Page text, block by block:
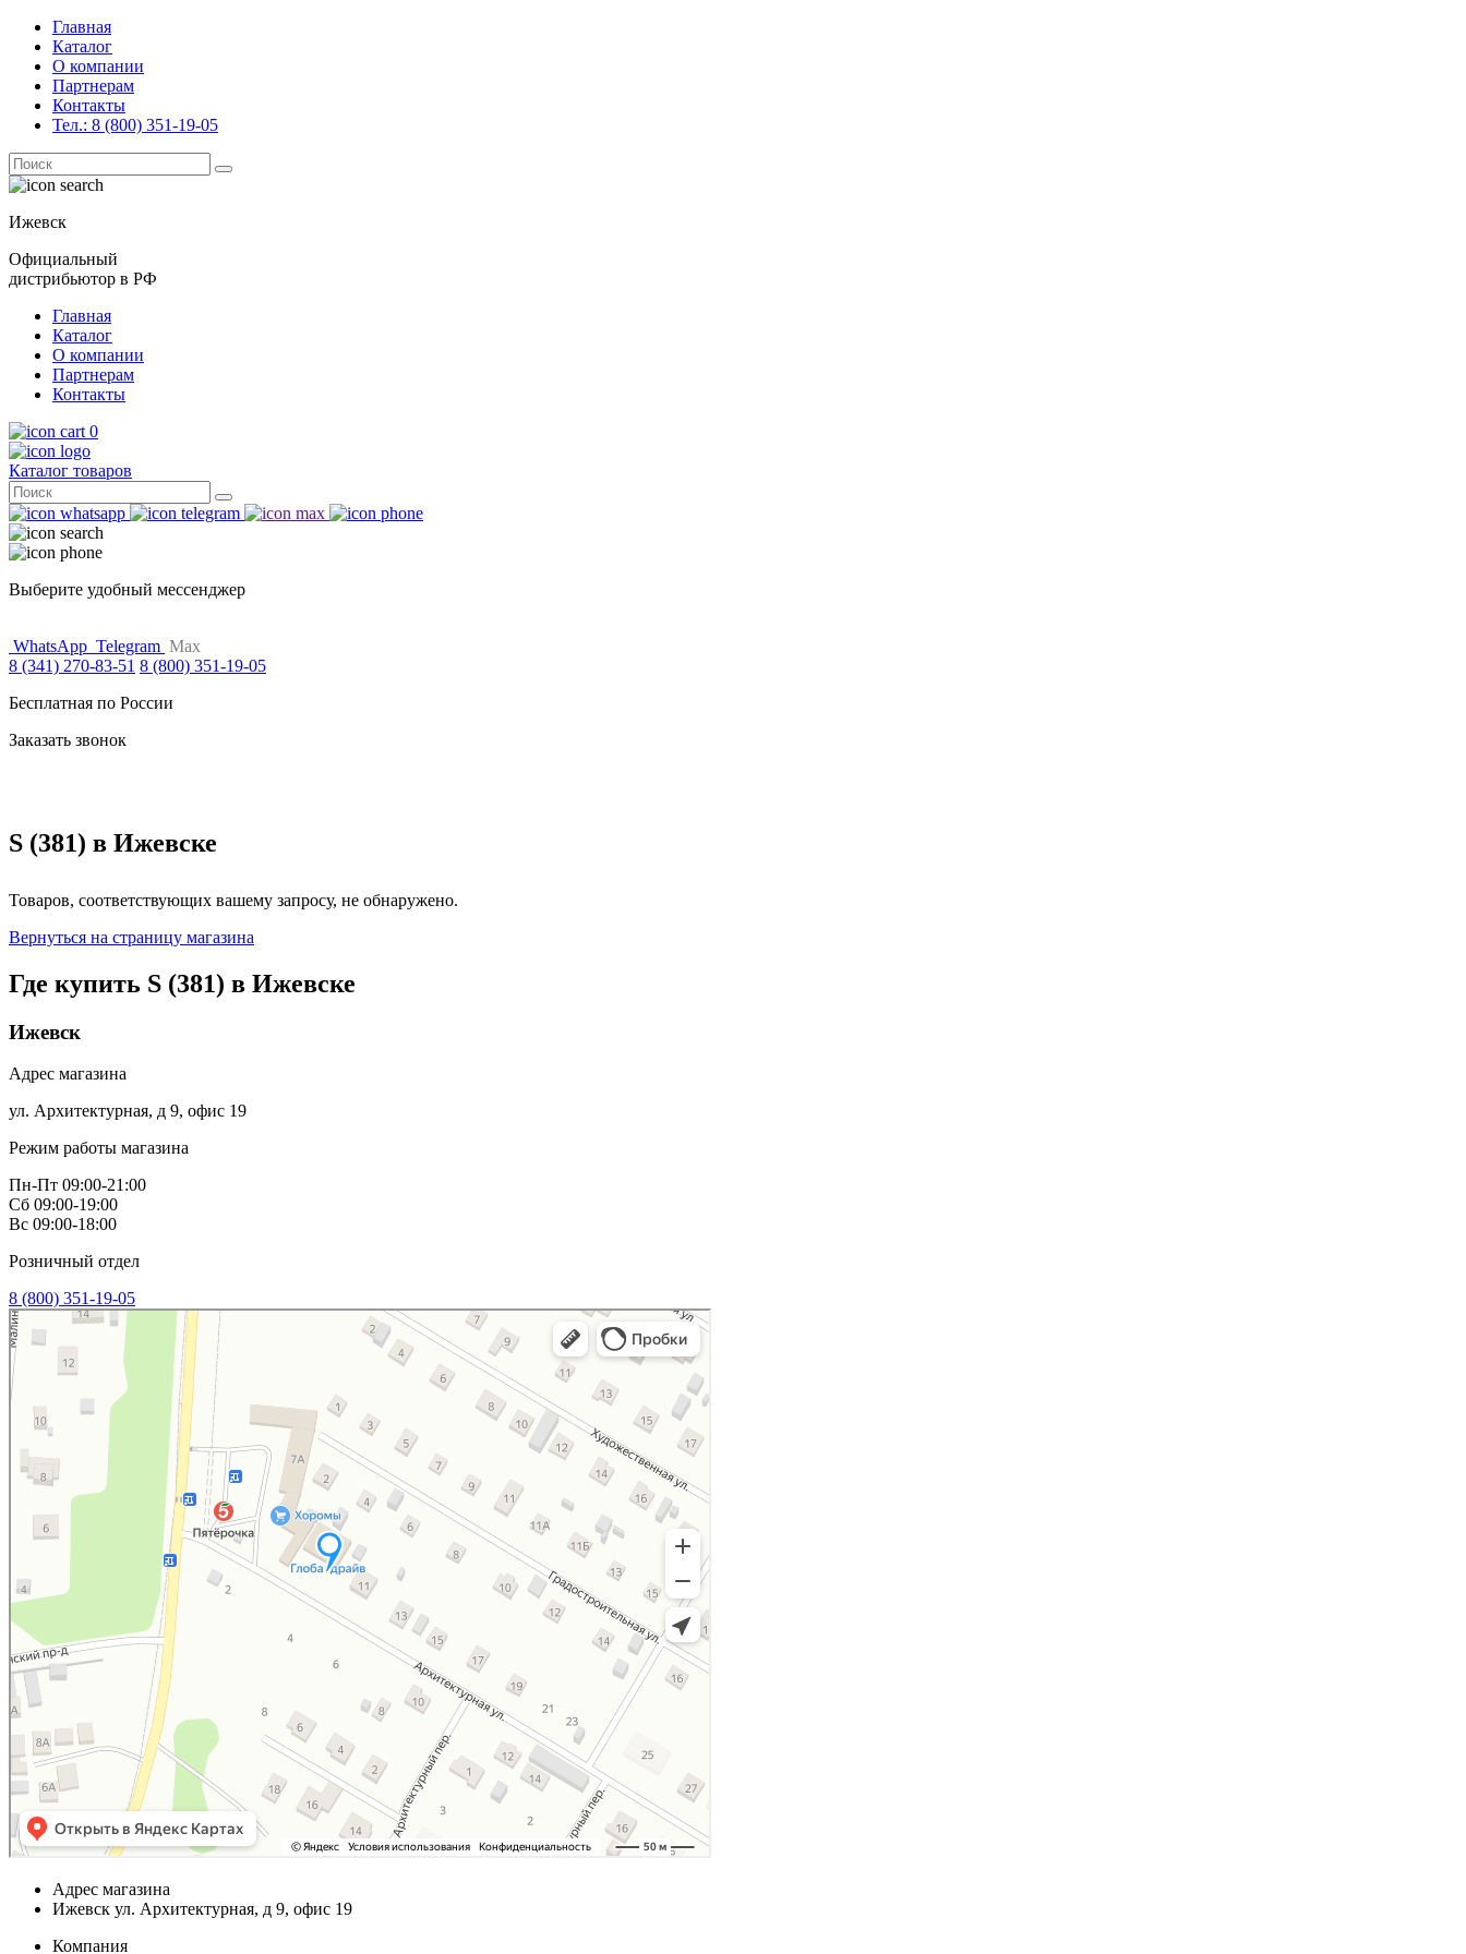
Главная
Каталог
О компании
Партнерам
Контакты
Тел.: 8 (800) 351-19-05
Поиск
for:
Ижевск
Официальный
дистрибьютор в РФ
Главная
Каталог
О компании
Партнерам
Контакты
0
Каталог товаров
Поиск
for:
Выберите удобный мессенджер
WhatsApp Telegram Max
8 (341) 270-83-51 8 (800) 351-19-05
Бесплатная по России
Заказать звонок
S (381) в Ижевске
Товаров, соответствующих вашему запросу, не обнаружено.
Вернуться на страницу магазина
Где купить S (381) в Ижевске
Ижевск
Адрес магазина
ул. Архитектурная, д 9, офис 19
Режим работы магазина
Пн-Пт 09:00-21:00
Сб 09:00-19:00
Вс 09:00-18:00
Розничный отдел
8 (800) 351-19-05
Адрес магазина
Ижевск ул. Архитектурная, д 9, офис 19
Компания